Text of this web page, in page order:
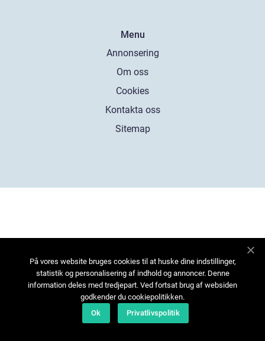
Menu
Annonsering
Om oss
Cookies
Kontakta oss
Sitemap
På vores website bruges cookies til at huske dine indstillinger,
statistik og personalisering af indhold og annoncer. Denne
information deles med tredjepart. Ved fortsat brug af websiden
godkender du cookiepolitikken.
Ok
Privatlivspolitik